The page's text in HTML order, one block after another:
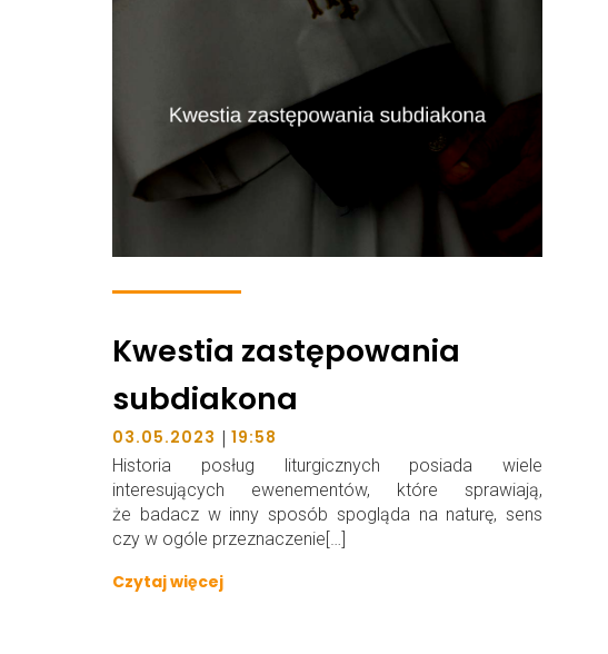
Kwestia zastępowania
subdiakona
03.05.2023 | 19:58
Historia posług liturgicznych posiada wiele
interesujących ewenementów, które sprawiają,
że badacz w inny sposób spogląda na naturę, sens
czy w ogóle przeznaczenie[…]
Czytaj więcej